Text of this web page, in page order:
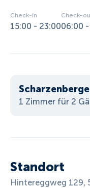
Check-in
15:00 - 23:00
Check-
06:00
1 Zimmer für 2
Standort
Hintereggweg 129,